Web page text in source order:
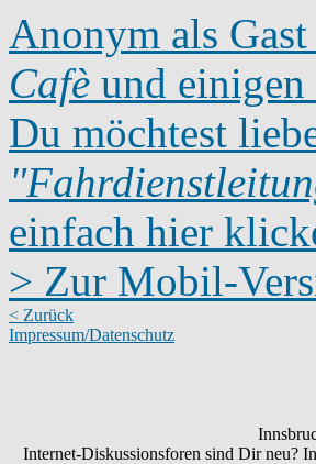
Anonym als
Cafè und
Du möchtest
einfach hier
> Zur Mobil-
< Zurück
Impressum/Datenschutz
Internet-Diskussionsforen sind Dir neu?